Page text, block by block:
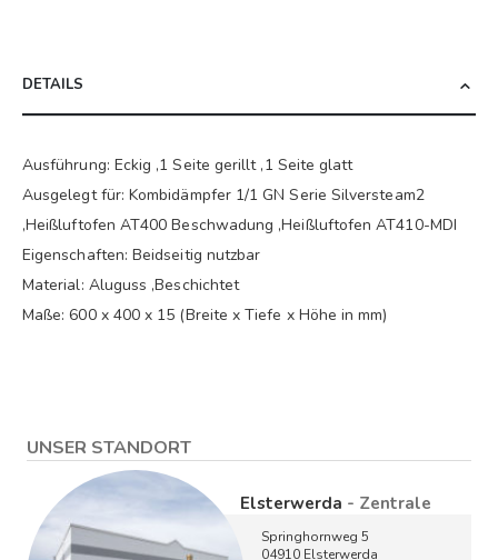
DETAILS
Ausführung: Eckig ,1 Seite gerillt ,1 Seite glatt
Ausgelegt für: Kombidämpfer 1/1 GN Serie Silversteam2
,Heißluftofen AT400 Beschwadung ,Heißluftofen AT410-MDI
Eigenschaften: Beidseitig nutzbar
Material: Aluguss ,Beschichtet
Maße: 600 x 400 x 15 (Breite x Tiefe x Höhe in mm)
UNSER STANDORT
Elsterwerda - Zentrale
Springhornweg 5
04910 Elsterwerda